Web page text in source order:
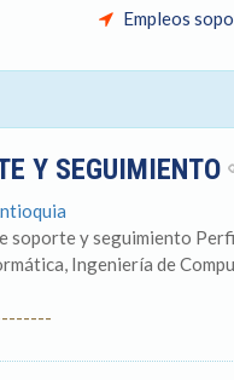
Empleos
Y SEGUIMIENTO
soporte y seguimiento
Ingeniería de